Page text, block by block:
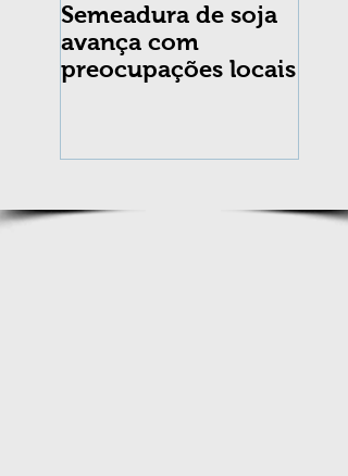
Semeadura de soja
avança com
preocupações locais